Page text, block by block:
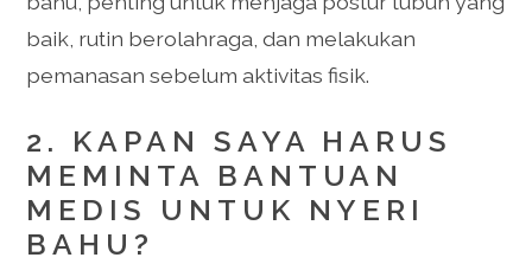
baik, rutin berolahraga, dan melakukan
pemanasan sebelum aktivitas fisik.
2. KAPAN SAYA HARUS
MEMINTA BANTUAN
MEDIS UNTUK NYERI
BAHU?